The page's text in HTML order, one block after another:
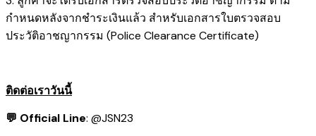
กำหนดหลังจากชำระเงินแล้ว สำหรับเอกสารใบตรวจสอบ
ประวัติอาชญากรรม (Police Clearance Certificate)
ติดต่อเราวันนี้
💬 Official Line: @JSN23